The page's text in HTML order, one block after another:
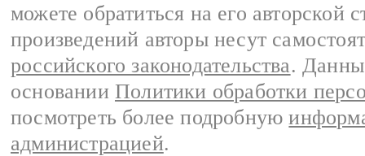
можете обратиться на его авторской
произведений авторы несут
российского законодательства.
основании Политики обработки
посмотреть более подробную
администрацией.